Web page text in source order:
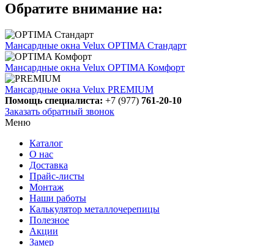
Обратите внимание на:
Мансардные окна Velux OPTIMA Стандарт
Мансардные окна Velux OPTIMA Комфорт
Мансардные окна Velux PREMIUM
Помощь специалиста: +7 (977) 761-20-10
Заказать обратный звонок
Меню
Каталог
О нас
Доставка
Прайс-листы
Монтаж
Наши работы
Калькулятор металлочерепицы
Полезное
Акции
Замер